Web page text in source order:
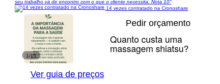
seu trabalho vá de encontro com o que o cliente necessita. Nota 10"
14 vezes contratado na Cronoshare
1/15
Pedir orçamento
Quanto custa uma
massagem shiatsu?
Ver guia de preços